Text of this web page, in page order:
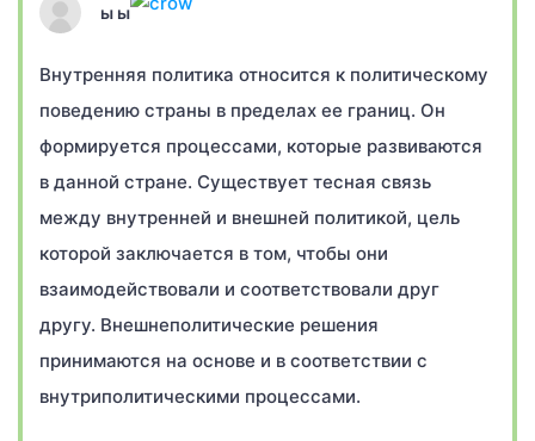
ы ы
Внутренняя политика относится к политическому
поведению страны в пределах ее границ. Он
формируется процессами, которые развиваются
в данной стране. Существует тесная связь
между внутренней и внешней политикой, цель
которой заключается в том, чтобы они
взаимодействовали и соответствовали друг
другу. Внешнеполитические решения
принимаются на основе и в соответствии с
внутриполитическими процессами.